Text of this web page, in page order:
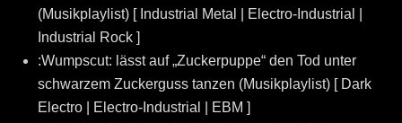
(Musikplaylist) [ Industrial Metal | Electro-Industrial |
Industrial Rock ]
:Wumpscut: lässt auf „Zuckerpuppe“ den Tod unter
schwarzem Zuckerguss tanzen (Musikplaylist) [ Dark
Electro | Electro-Industrial | EBM ]